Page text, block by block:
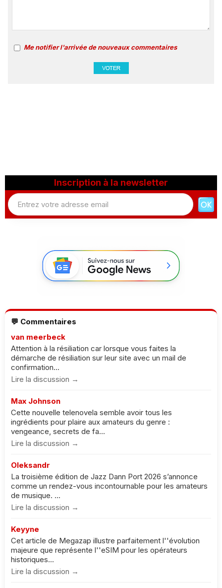
Me notifier l'arrivée de nouveaux commentaires
Inscription à la newsletter
💬 Commentaires
van meerbeck
Attention à la résiliation car lorsque vous faites la
démarche de résiliation sur leur site avec un mail de
confirmation...
Lire la discussion →
Max Johnson
Cette nouvelle telenovela semble avoir tous les
ingrédients pour plaire aux amateurs du genre :
vengeance, secrets de fa...
Lire la discussion →
Oleksandr
La troisième édition de Jazz Dann Port 2026 s’annonce
comme un rendez-vous incontournable pour les amateurs
de musique. ...
Lire la discussion →
Keyyne
Cet article de Megazap illustre parfaitement l''évolution
majeure que représente l''eSIM pour les opérateurs
historiques...
Lire la discussion →